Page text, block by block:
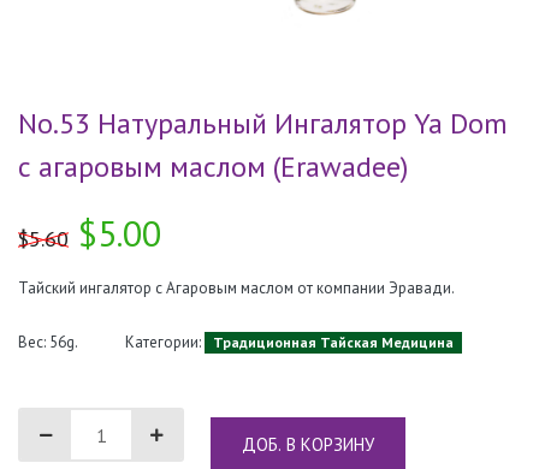
No.53 Натуральный Ингалятор Ya Dom
с агаровым маслом (Erawadee)
$5.60 $5.00
Тайский ингалятор с Агаровым маслом от компании Эравади.
Вес: 56g. Категории: Традиционная Тайская Медицина
ДОБ. В КОРЗИНУ